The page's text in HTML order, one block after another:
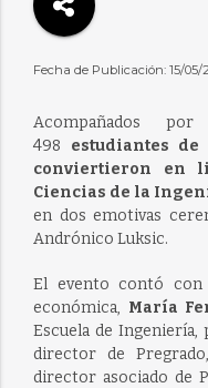
Fecha de Publicación: 15/05/
Acompañados
498 estudiantes
conviertieron en
Ciencias de la
en dos emotivas
Andrónico Luksic.
El evento contó
económica, María
Escuela de Ingeniería,
director de
director asociado de